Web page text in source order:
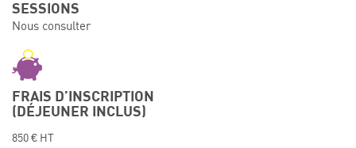
Événements
CHEMISTRY
Contacts
SESSIONS
Nous consulter
FRAIS D’INSCRIPTION
(DÉJEUNER INCLUS)
850 € HT